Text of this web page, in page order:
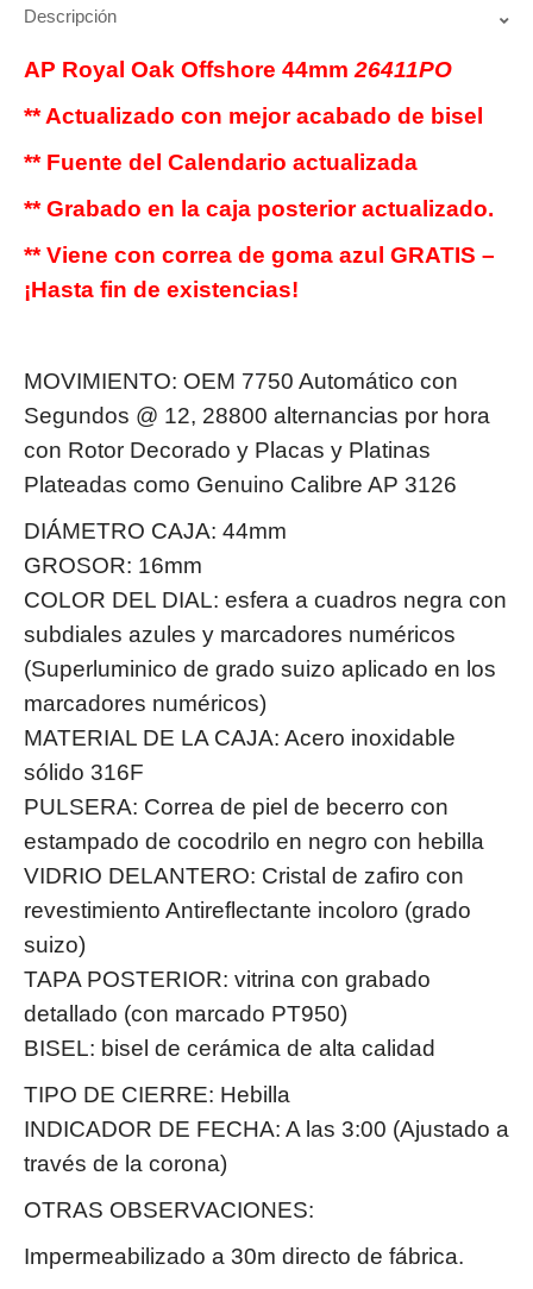
quantity
Descripción
AP Royal Oak Offshore 44mm26411PO
** Actualizado con mejor acabado de bisel
** Fuente del Calendario actualizada
** Grabado en la caja posterior actualizado.
** Viene con correa de goma azul GRATIS –
¡Hasta fin de existencias!
MOVIMIENTO: OEM 7750 Automático con
Segundos @ 12, 28800 alternancias por hora
con Rotor Decorado y Placas y Platinas
Plateadas como Genuino Calibre AP 3126
DIÁMETRO CAJA: 44mm
GROSOR: 16mm
COLOR DEL DIAL: esfera a cuadros negra con
subdiales azules y marcadores numéricos
(Superluminico de grado suizo aplicado en los
marcadores numéricos)
MATERIAL DE LA CAJA: Acero inoxidable
sólido 316F
PULSERA: Correa de piel de becerro con
estampado de cocodrilo en negro con hebilla
VIDRIO DELANTERO: Cristal de zafiro con
revestimiento Antireflectante incoloro (grado
suizo)
TAPA POSTERIOR: vitrina con grabado
detallado (con marcado PT950)
BISEL: bisel de cerámica de alta calidad
TIPO DE CIERRE: Hebilla
INDICADOR DE FECHA: A las 3:00 (Ajustado a
través de la corona)
OTRAS OBSERVACIONES:
Impermeabilizado a 30m directo de fábrica.